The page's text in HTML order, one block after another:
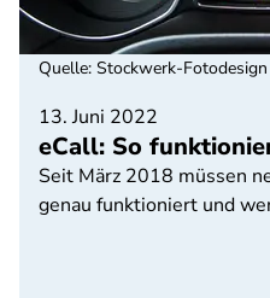
13. Juni 2022
eCall: So
Seit März 2018 müssen
genau funktioniert und
Quelle: Stockwerk-